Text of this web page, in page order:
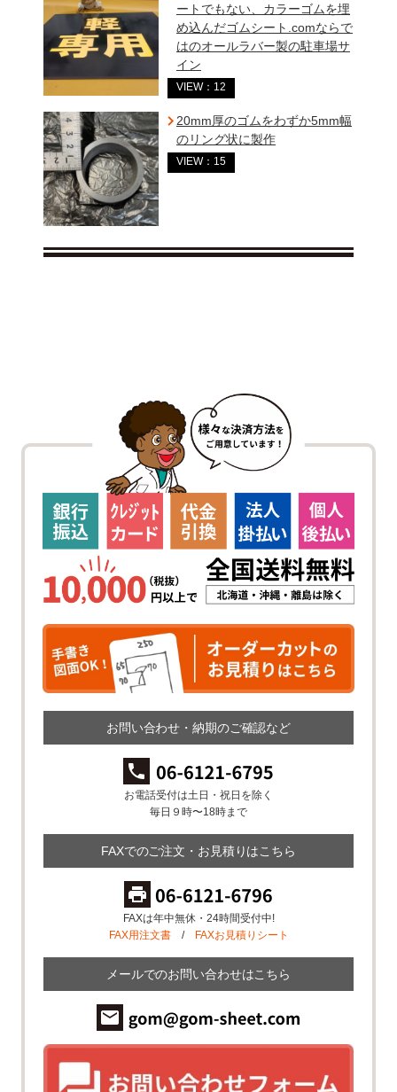
ートでもない、カラーゴムを埋
め込んだゴムシート.comならで
はのオールラバー製の駐車場サ
イン
VIEW：12
20mm厚のゴムをわずか5mm幅
のリング状に製作
VIEW：15
お問い合わせ・納期のご確認など
お電話受付は土日・祝日を除く
毎日９時〜18時まで
FAXでのご注文・お見積りはこちら
FAXは年中無休・24時間受付中!
FAX用注文書/ FAXお見積りシート
メールでのお問い合わせはこちら